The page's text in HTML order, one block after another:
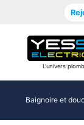
L'univers
Baignoire et